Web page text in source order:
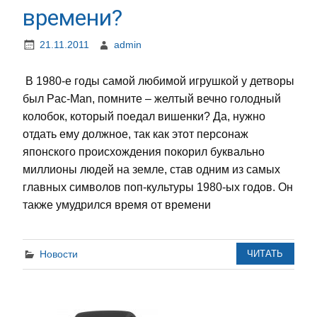
времени?
21.11.2011 admin
В 1980-е годы самой любимой игрушкой у детворы
был Pac-Man, помните – желтый вечно голодный
колобок, который поедал вишенки? Да, нужно
отдать ему должное, так как этот персонаж
японского происхождения покорил буквально
миллионы людей на земле, став одним из самых
главных символов поп-культуры 1980-ых годов. Он
также умудрился время от времени
Новости ЧИТАТЬ